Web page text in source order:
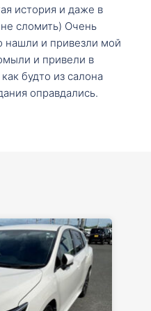
история и даже в
сломить) Очень
нашли и привезли мой
и привели в
будто из салона
оправдались.